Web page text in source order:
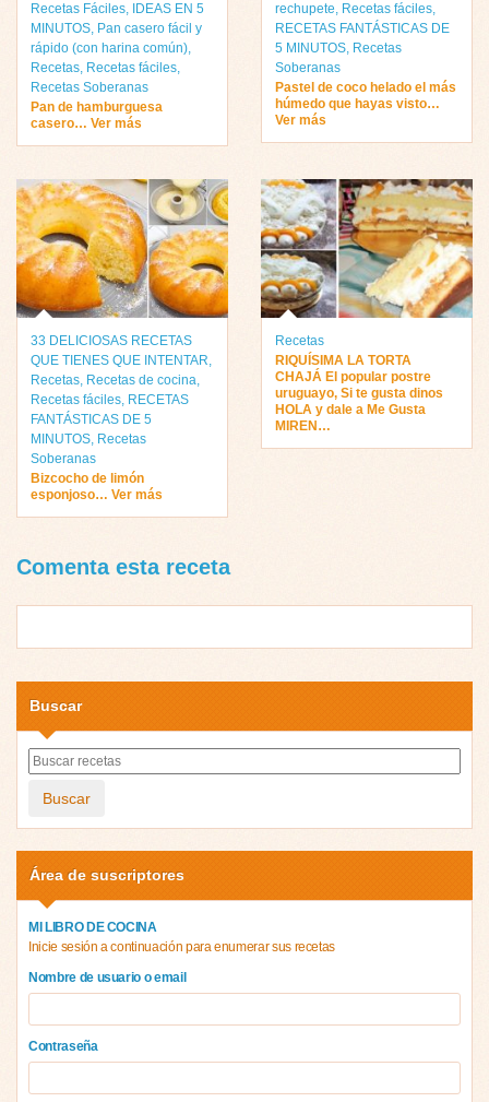
Recetas Fáciles, IDEAS EN 5
MINUTOS, Pan casero fácil y
rápido (con harina común),
Recetas, Recetas fáciles,
Recetas Soberanas
Pan de hamburguesa
casero… Ver más
rechupete, Recetas fáciles,
RECETAS FANTÁSTICAS DE
5 MINUTOS, Recetas
Soberanas
Pastel de coco helado el más
húmedo que hayas visto…
Ver más
33 DELICIOSAS RECETAS
QUE TIENES QUE INTENTAR,
Recetas, Recetas de cocina,
Recetas fáciles, RECETAS
FANTÁSTICAS DE 5
MINUTOS, Recetas
Soberanas
Bizcocho de limón
esponjoso… Ver más
Recetas
RIQUÍSIMA LA TORTA
CHAJÁ El popular postre
uruguayo, Si te gusta dinos
HOLA y dale a Me Gusta
MIREN…
Comenta esta receta
Buscar
Buscar
Área de suscriptores
MI LIBRO DE COCINA
Inicie sesión a continuación para enumerar sus recetas
Nombre de usuario o email
Contraseña